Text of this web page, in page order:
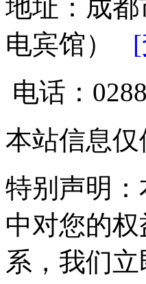
地址：成
电宾馆）
电话：
本站信息
特别声明
中对您的
系，我们